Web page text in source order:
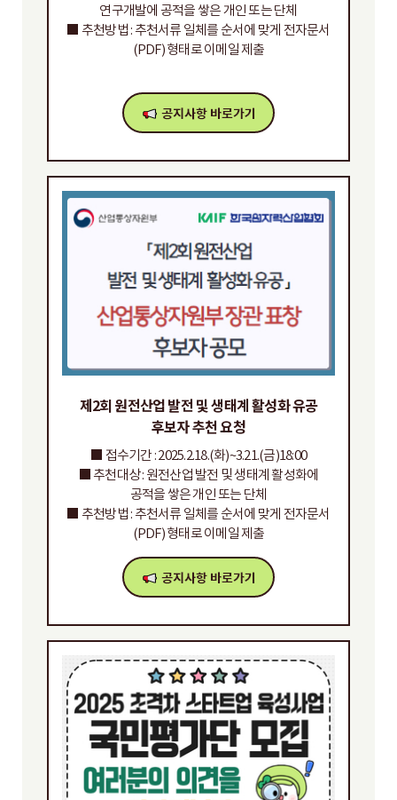
연구개발에 공적을 쌓은 개인 또는 단체
■ 추천방법 : 추천서류 일체를 순서에 맞게 전자문서
(PDF) 형태로 이메일 제출
제2회 원전산업 발전 및 생태계 활성화 유공
후보자 추천 요청
■ 접수기간 : 2025.2.18.(화)~3.21.(금)18:00
■ 추천대상 : 원전산업 발전 및 생태계 활성화에
공적을 쌓은 개인 또는 단체
■ 추천방법 : 추천서류 일체를 순서에 맞게 전자문서
(PDF) 형태로 이메일 제출